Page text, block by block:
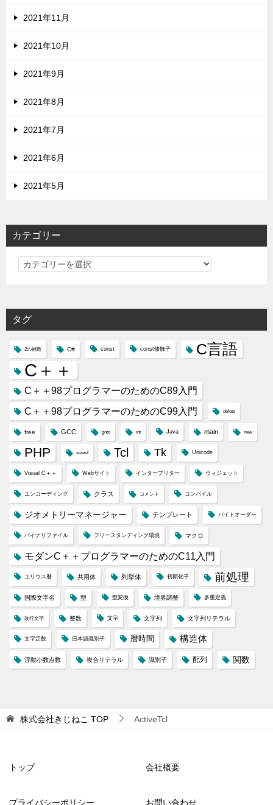
2021年11月
2021年10月
2021年9月
2021年8月
2021年7月
2021年6月
2021年5月
カテゴリー
カ
リ
ー
タグ
2の補数 C# const const修飾子 C言語
C＋＋
C＋＋98プログラマーのためのC89入門
C＋＋98プログラマーのためのC99入門
delete
free GCC goto int Java main new
PHP sizeof Tcl Tk Unicode
Visual C＋＋ Webサイト インタープリター ウィジェット
エンコーディング クラス コメント コンパイル
ジオメトリーマネージャー テンプレート バイトオーダー
バイナリファイル フリースタンディング環境 マクロ
モダンC＋＋プログラマーのためのC11入門
ユリウス暦 共用体 列挙体 初期化子 前処理
国際文字名 型 型変換 境界調整 多重定義
改行文字 整数 文字 文字列 文字列リテラル
文字定数 日本語識別子 暦時間 構造体
浮動小数点数 複合リテラル 識別子 配列 関数
株式会社きじねこ TOP ActiveTcl
トップ 会社概要
プライバシーポリシー お問い合わせ